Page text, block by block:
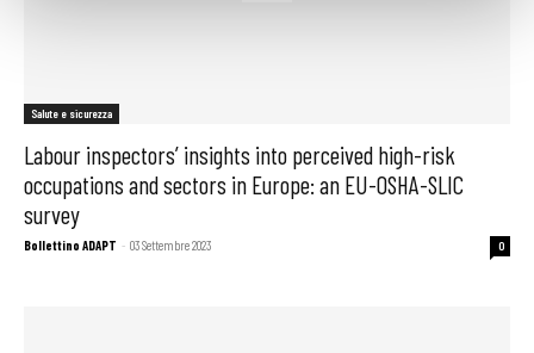
Salute e sicurezza
Labour inspectors’ insights into perceived high-risk
occupations and sectors in Europe: an EU-OSHA-SLIC
survey
Bollettino ADAPT - 03 Settembre 2023 0